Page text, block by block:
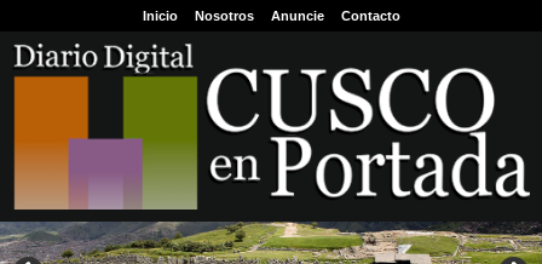
Inicio Nosotros Anuncie Contacto